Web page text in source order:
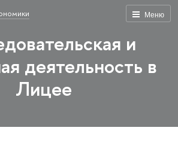
Меню
и
деятельность в
Лицее